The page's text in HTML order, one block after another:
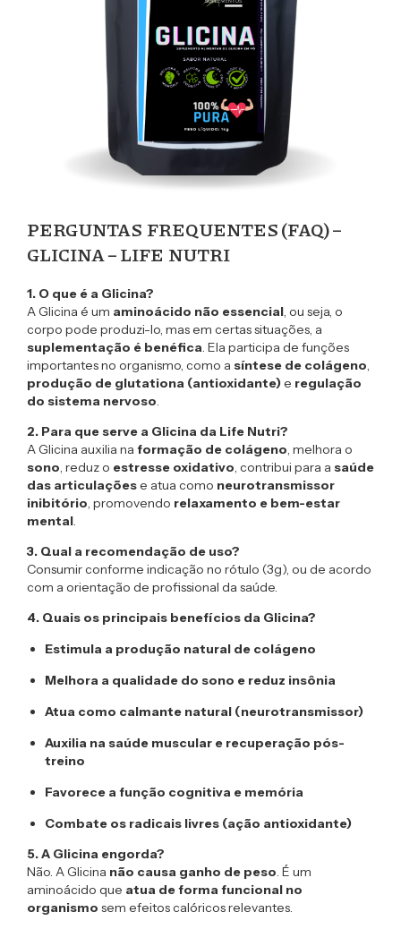
PERGUNTAS FREQUENTES (FAQ) –
GLICINA – LIFE NUTRI
1. O que é a Glicina?
A Glicina é um aminoácido não essencial, ou seja, o
corpo pode produzi-lo, mas em certas situações, a
suplementação é benéfica. Ela participa de funções
importantes no organismo, como a síntese de colágeno,
produção de glutationa (antioxidante)e regulação
do sistema nervoso.
2. Para que serve a Glicina da Life Nutri?
A Glicina auxilia na formação de colágeno, melhora o
sono, reduz o estresse oxidativo, contribui para a saúde
das articulaçõese atua como neurotransmissor
inibitório, promovendo relaxamento e bem-estar
mental.
3. Qual a recomendação de uso?
Consumir conforme indicação no rótulo (3g), ou de acordo
com a orientação de profissional da saúde.
4. Quais os principais benefícios da Glicina?
Estimula a produção natural de colágeno
Melhora a qualidade do sono e reduz insônia
Atua como calmante natural (neurotransmissor)
Auxilia na saúde muscular e recuperação pós-
treino
Favorece a função cognitiva e memória
Combate os radicais livres (ação antioxidante)
5. A Glicina engorda?
Não. A Glicina não causa ganho de peso. É um
aminoácido que atua de forma funcional no
organismo sem efeitos calóricos relevantes.